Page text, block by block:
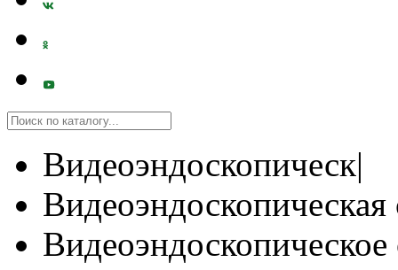
Видеоэндоскопическ|
Видеоэндоскопическая